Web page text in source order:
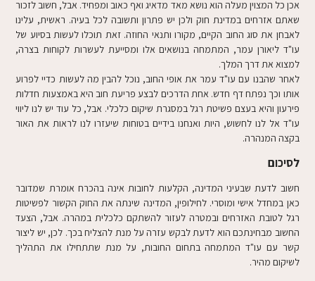
אכן כל המצוין מעלה הוא נושא מאד מדאיג ואף כאוב ומפחיד. אבל, חשוב לזכור
שאתם אזרחים במדינת חוק ולכן יש פתרון ותשובה לכל בעיה. ראשית, עלינו
לאבחן את סוג החוב הקיים, מקורו ותנאי החוזה. זאת תוכלו לעשות בסיוע של
עו"ד ליאורן עמר, המתמחה בנושאים אלו ומסייעת לעשרות לקוחות בצרה,
למצוא את דרך המלך.
לאחר שהבנו עם עו"ד עמר את אופי החוב, נוכל להבין מה לעשות כדיי לפרוע
אותו וכך נפתח דף חדש. אחת הדרכים לבצע פריעת חוב היא באמצעות חדלות
פירעון והיא בעצם פשיטת רגל במסגרת שיקום כלכלי. אבל, כל עוד יש לנו ליווי
עו"ד אל לנו לחשוש, היות ואנחנו בידיים בטוחות שיעזרו לנו לראות את האור
בקצה המנהרה.
לסיכום
חשוב לדעת שבעיני המדינה, הקלעות לחובות אינה בהכרח אומרת שמדובר
כאן במחדל אישי ומוסרי. לחילופין, המדינה שינתה את החוק הקשור לפשיטות
רגל לטובת האזרחים ובמטרה לעזור להשתקם כלכלית במהרה. אבל, הצעד
החשוב מבחינתכם הוא לדעת לבקש עזרה על מנת להצליח בכך. לכן, יש ליצור
קשר עם עו"ד המתמחה בתחום החובות, על מנת שתתחילו את התהליך
לשיקום מהיר.